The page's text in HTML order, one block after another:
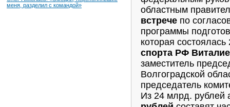
меня, разделил с командой»
областным
встрече по
программы
которая
спорта РФ
заместитель
Волгоградской
председатель
Из 24 млрд. рублей